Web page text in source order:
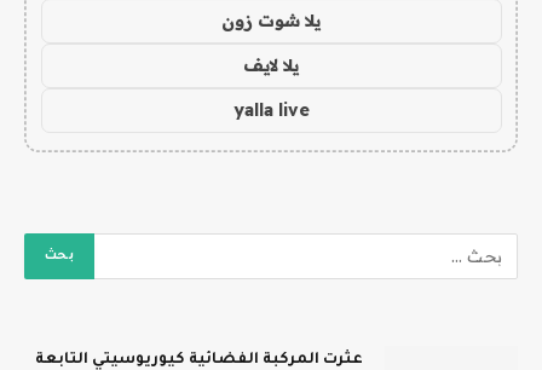
يلا شوت زون
يلا لايف
yalla live
عثرت المركبة الفضائية كيوريوسيتي التابعة